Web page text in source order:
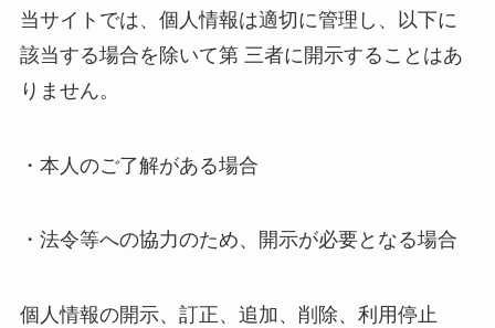
当サイトでは、個人情報は適切に管理し、以下に
該当する場合を除いて第 三者に開示することはあ
りません。
・本人のご了解がある場合
・法令等への協力のため、開示が必要となる場合
個人情報の開示、訂正、追加、削除、利用停止